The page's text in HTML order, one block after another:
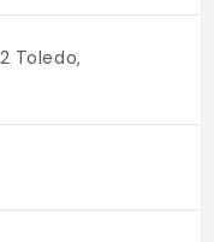
Toledo,